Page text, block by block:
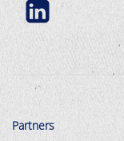
Partners